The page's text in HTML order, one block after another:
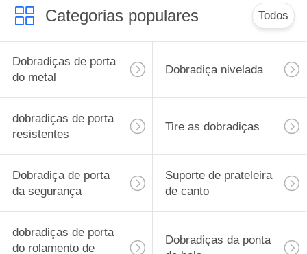
Categorias populares Todos
Dobradiças de porta
do metal
Dobradiça nivelada
dobradiças de porta
resistentes
Tire as dobradiças
Dobradiça de porta
da segurança
Suporte de prateleira
de canto
dobradiças de porta
do rolamento de
Dobradiças da ponta